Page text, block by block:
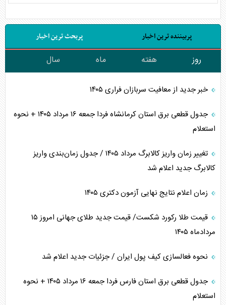
پربیننده ترین اخبار پربحث ترین اخبار
روز هفته ماه سال
خبر جدید از معافیت سربازان فراری ۱۴۰۵
جدول قطعی برق استان کرمانشاه فردا جمعه ۱۶ مرداد ۱۴۰۵ + نحوه
استعلام
تغییر زمان واریز کالابرگ مرداد ۱۴۰۵ / جدول زمان‌بندی واریز
کالابرگ جدید اعلام شد
زمان اعلام نتایج نهایی آزمون دکتری ۱۴۰۵
قیمت طلا رکورد شکست/ قیمت جدید طلای جهانی امروز ۱۵
مردادماه ۱۴۰۵
نحوه فعالسازی کیف پول ایران / جزئیات جدید اعلام شد
جدول قطعی برق استان فارس فردا جمعه ۱۶ مرداد ۱۴۰۵ + نحوه
استعلام